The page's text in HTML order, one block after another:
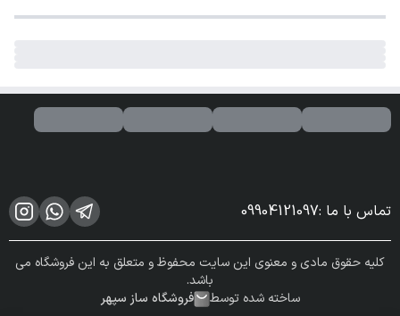
تماس با ما :
09904121097
کلیه حقوق مادی و معنوی این سایت محفوظ و متعلق به این فروشگاه می
باشد.
ساخته شده توسط
فروشگاه ساز سپهر